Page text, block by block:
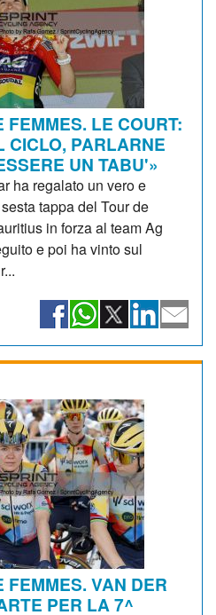
LE COURT:
CICLO, PARLARNE
UN TABU'»
ha regalato un vero e
tappa del Tour de
in forza al team Ag
e poi ha vinto sul
VAN DER
PER LA 7^